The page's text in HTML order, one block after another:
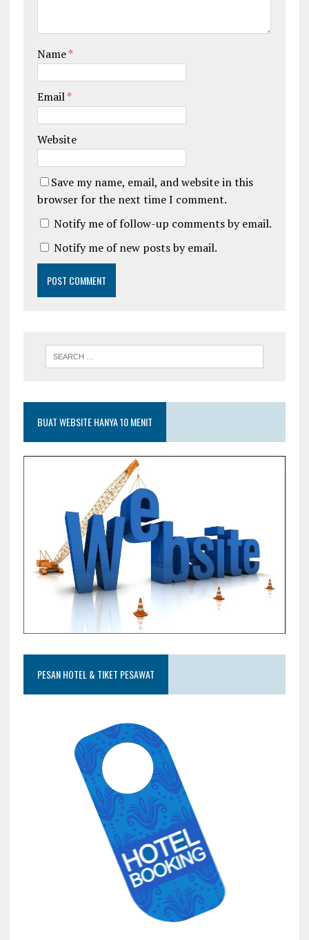
Name*
Email*
Website
Save my name, email, and website in this
browser for the next time I comment.
Notify me of follow-up comments by email.
Notify me of new posts by email.
BUAT WEBSITE HANYA 10 MENIT
PESAN HOTEL & TIKET PESAWAT